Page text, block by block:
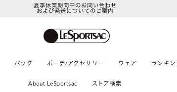
LeSportsac Member's Club
および発送についてのご案内
バッグ ポーチ/アクセサリー ウェア ランキン
About LeSportsac ストア検索